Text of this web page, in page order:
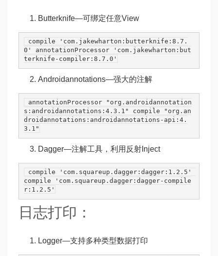
Butterknife—可绑定任意View
compile
'com.jakewharton:butterknife:8.7.
0'
annotationProcessor
'com.jakewharton:but
terknife-compiler:8.7.0'
Androidannotations—强大的注解
annotationProcessor " org .androidannotation
s :androidannotations :4.3.1" compile " org .an
droidannotations :androidannotations-api :4.
3.1"
Dagger—注解工具，利用反射Inject
compile
'com.squareup.dagger:dagger:1.2.5'
compile
'com.squareup.dagger:dagger-compile
r:1.2.5'
日志打印：
Logger—支持多种类型数据打印